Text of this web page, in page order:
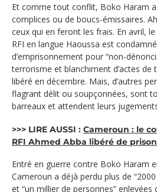
Et comme tout conflit, Boko Haram
complices ou de boucs-émissaires.
ceux qui en feront les frais. En avril,
RFI en langue Haoussa est
d’emprisonnement pour “non-
terrorisme et blanchiment d’actes de
libéré en décembre. Mais, d’autres
flagrant délit ou soupçonnées, sont
barreaux et attendent leurs
>>> LIRE AUSSI : Cameroun : le
RFI Ahmed Abba libéré de prison
Entré en guerre contre Boko Haram
Cameroun a déjà perdu plus de
et “un millier de personnes” enlevées